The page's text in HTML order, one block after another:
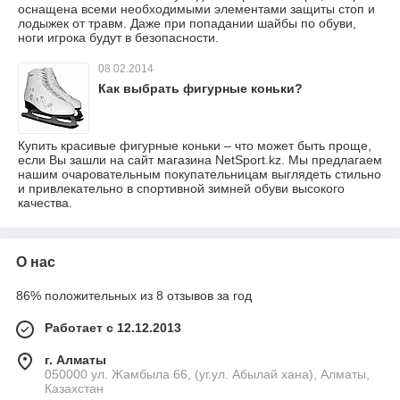
оснащена всеми необходимыми элементами защиты стоп и
лодыжек от травм. Даже при попадании шайбы по обуви,
ноги игрока будут в безопасности.
08.02.2014
Как выбрать фигурные коньки?
Купить красивые фигурные коньки – что может быть проще,
если Вы зашли на сайт магазина NetSport.kz. Мы предлагаем
нашим очаровательным покупательницам выглядеть стильно
и привлекательно в спортивной зимней обуви высокого
качества.
О нас
86% положительных из 8 отзывов за год
Работает с 12.12.2013
г. Алматы
050000 ул. Жамбыла 66, (уг.ул. Абылай хана), Алматы,
Казахстан